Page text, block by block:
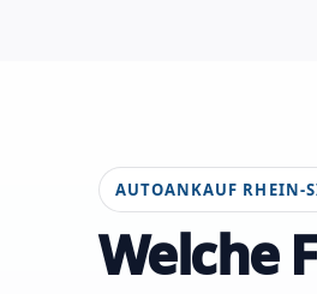
AUTOANKAUF RHEIN-
Welche